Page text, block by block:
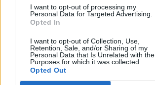
I want to opt-out of processing my
Personal Data for Targeted Advertising.
Opted In
I want to opt-out of Collection, Use,
Retention, Sale, and/or Sharing of my
Personal Data that Is Unrelated with the
Purposes for which it was collected.
Opted Out
november 2024
október 2024
september 2024
august 2024